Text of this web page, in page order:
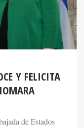
Y FELICITA
de Estados